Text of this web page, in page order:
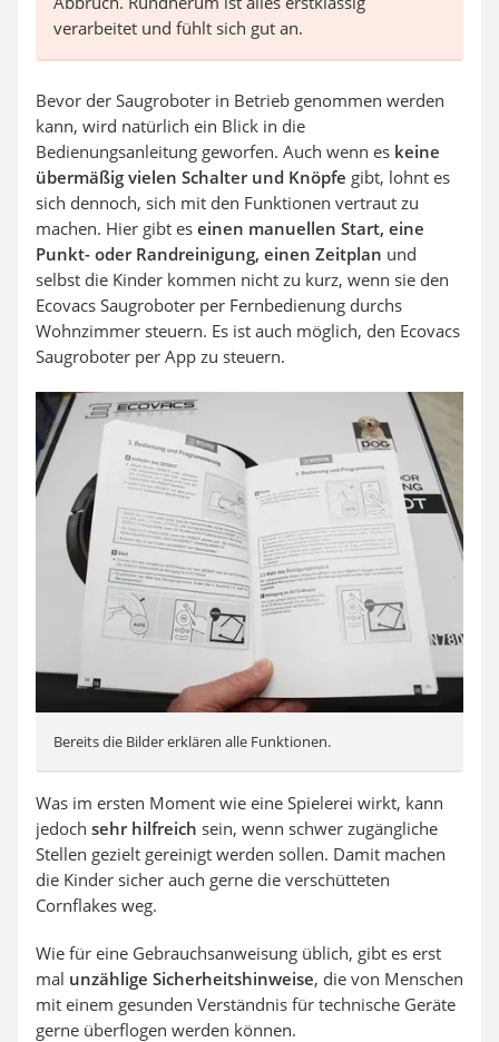
verarbeitet und fühlt sich gut an.
Bevor der Saugroboter in Betrieb genommen werden
kann, wird natürlich ein Blick in die
Bedienungsanleitung geworfen. Auch wenn es keine
übermäßig vielen Schalter und Knöpfe gibt, lohnt es
sich dennoch, sich mit den Funktionen vertraut zu
machen. Hier gibt es einen manuellen Start, eine
Punkt- oder Randreinigung, einen Zeitplan und
selbst die Kinder kommen nicht zu kurz, wenn sie den
Ecovacs Saugroboter per Fernbedienung durchs
Wohnzimmer steuern. Es ist auch möglich, den Ecovacs
Saugroboter per App zu steuern.
Bereits die Bilder erklären alle Funktionen.
Was im ersten Moment wie eine Spielerei wirkt, kann
jedoch sehr hilfreich sein, wenn schwer zugängliche
Stellen gezielt gereinigt werden sollen. Damit machen
die Kinder sicher auch gerne die verschütteten
Cornflakes weg.
Wie für eine Gebrauchsanweisung üblich, gibt es erst
mal unzählige Sicherheitshinweise, die von Menschen
mit einem gesunden Verständnis für technische Geräte
gerne überflogen werden können.